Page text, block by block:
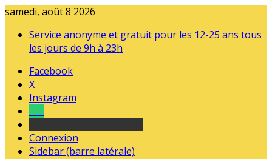
samedi, août 8 2026
Service anonyme et gratuit pour les 12-25 ans tous
les jours de 9h à 23h
Facebook
X
Instagram
Connexion
Sidebar (barre latérale)